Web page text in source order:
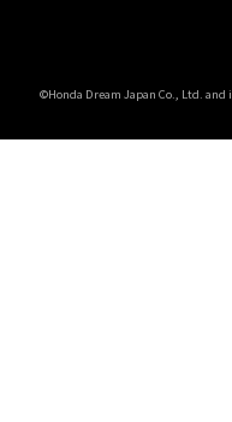
©Honda Dream Japan Co., Ltd.